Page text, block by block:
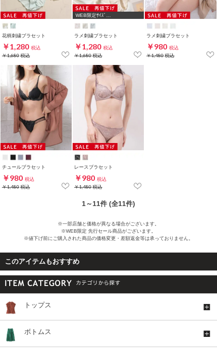
花柄刺繍ブラセット
￥1,280 税込
￥1,680税込
WEB限定ｻｲｽﾞ
ラメ刺繍ブラセット
￥1,280 税込
￥1,680税込
ラメ刺繍ブラセット
￥980 税込
￥1,480税込
チュールブラセット
￥980 税込
￥1,480税込
レースブラセット
￥980 税込
￥1,480税込
1～11件 (全11件)
※一部店舗と価格が異なる場合がございます。
※WEB限定 先行セール商品がございます。
※値下げ前にご購入された商品の価格変更・差額返金等は承っておりません。
このアイテムもおすすめ
トップス
ボトムス